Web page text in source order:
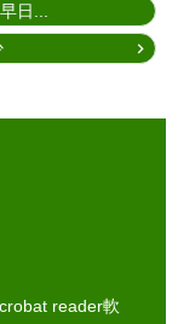
日...
reader軟